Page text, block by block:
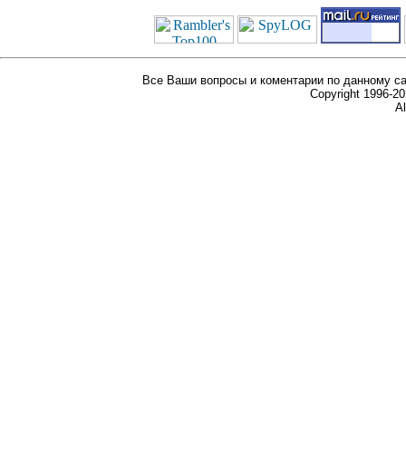
Все Ваши вопросы и коментарии по данному
Copyright 1996-